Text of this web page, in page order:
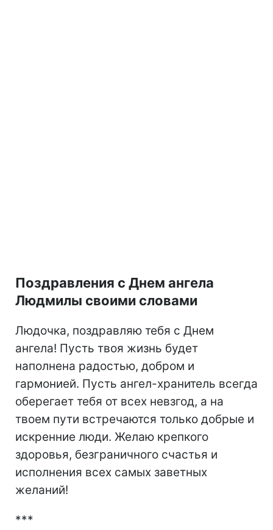
Поздравления с Днем ангела
Людмилы своими словами
Людочка, поздравляю тебя с Днем
ангела! Пусть твоя жизнь будет
наполнена радостью, добром и
гармонией. Пусть ангел-хранитель всегда
оберегает тебя от всех невзгод, а на
твоем пути встречаются только добрые и
искренние люди. Желаю крепкого
здоровья, безграничного счастья и
исполнения всех самых заветных
желаний!
***